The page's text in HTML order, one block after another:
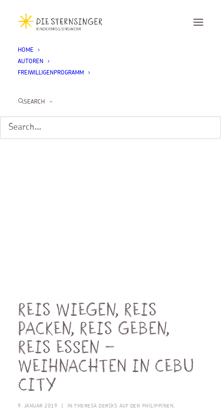
HOME
AUTOREN
FREIWILLIGENPROGRAMM
SEARCH
Reis wiegen, Reis
packen, Reis geben,
Reis essen –
Weihnachten in Cebu
City
9. JANUAR 2019 IN THERESA DERCKS AUF DEN PHILIPPINEN ,